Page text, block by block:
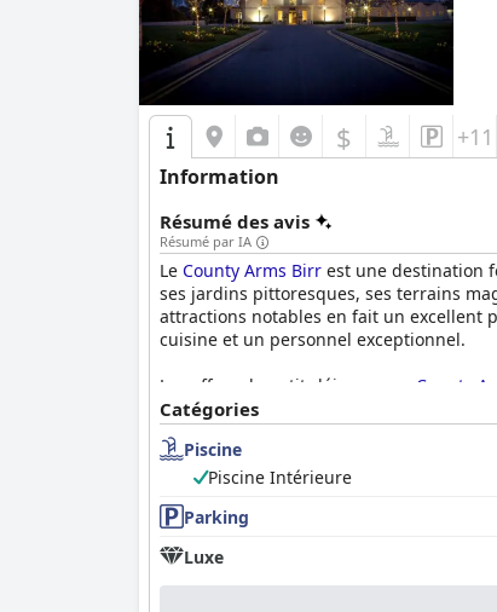
$ +11
Information
Résumé des avis
Résumé par IA
Le County Arms Birr est une destination
ses jardins pittoresques, ses terrains
attractions notables en fait un excellent
cuisine et un personnel exceptionnel.
Les offres de petit-déjeuner au
County
nourriture, en particulier le petit-
gentillesse et son serviabilité, ce qui en
présentation des aliments.
Les expériences de dîner sont
chips à l'irlandaise sont souvent
certains ont rencontré des retards de
Les chambres duCounty Arms Birrsont
Catégories
Piscine
Piscine Intérieure
Parking
Luxe